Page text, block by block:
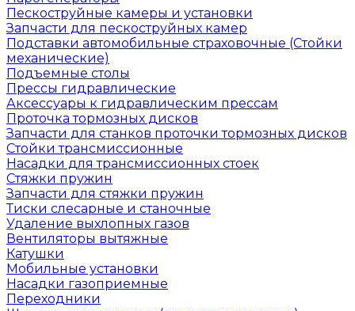
Пескоструйные камеры и установки
Запчасти для пескоструйных камер
Подставки автомобильные страховочные (Стойки
механические)
Подъемные столы
Прессы гидравлические
Аксессуары к гидравлическим прессам
Проточка тормозных дисков
Запчасти для станков проточки тормозных дисков
Стойки трансмиссионные
Насадки для трансмиссионных стоек
Стяжки пружин
Запчасти для стяжки пружин
Тиски слесарные и станочные
Удаление выхлопных газов
Вентиляторы вытяжные
Катушки
Мобильные установки
Насадки газоприемные
Переходники